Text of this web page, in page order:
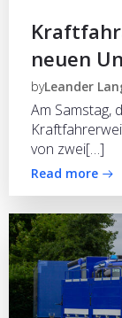
neuen
byLeander
Am Samstag,
von zwei[…]
Read more